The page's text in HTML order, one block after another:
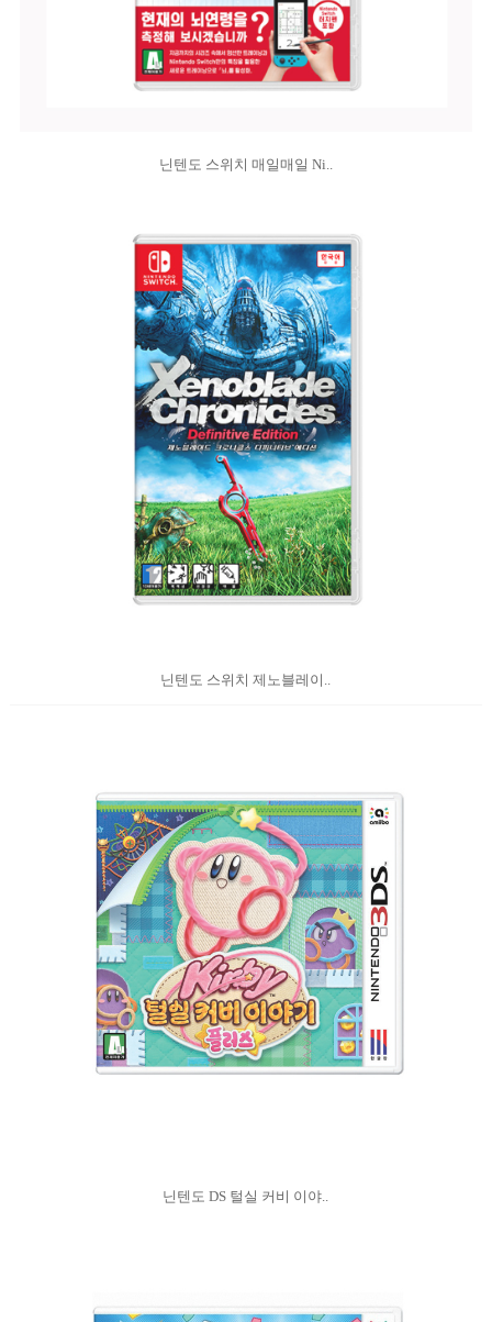
닌텐도 스위치 매일매일 Ni..
닌텐도 스위치 제노블레이..
닌텐도 DS 털실 커비 이야..